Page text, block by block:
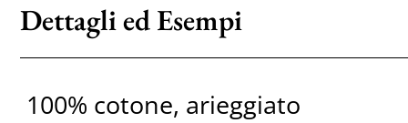
Dettagli ed Esempi
100% cotone, arieggiato